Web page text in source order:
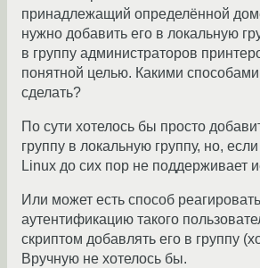
принадлежащий определённой
нужно добавить его в локальную
в группу администраторов
понятной целью. Какими
сделать?
По сути хотелось бы просто
группу в локальную группу, но,
Linux до сих пор не поддерживает
Или может есть способ
аутентификацию такого
скриптом добавлять его в группу
Вручную не хотелось бы.